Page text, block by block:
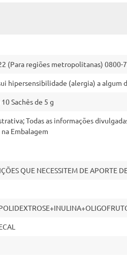
(Para regiões metropolitanas) 0800-
hipersensibilidade (alergia) a algum
Sachês de 5 g
Todas as informações
Embalagem
QUE NECESSITEM DE APORTE